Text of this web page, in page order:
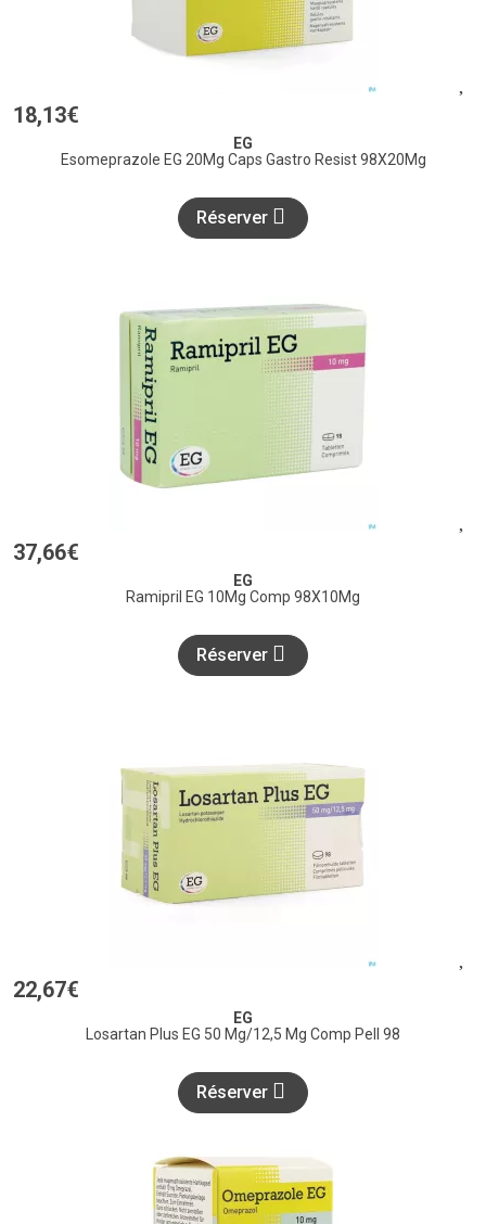
18,13€
EG
Esomeprazole EG 20Mg Caps Gastro Resist 98X20Mg
Réserver
37,66€
EG
Ramipril EG 10Mg Comp 98X10Mg
Réserver
22,67€
EG
Losartan Plus EG 50 Mg/12,5 Mg Comp Pell 98
Réserver